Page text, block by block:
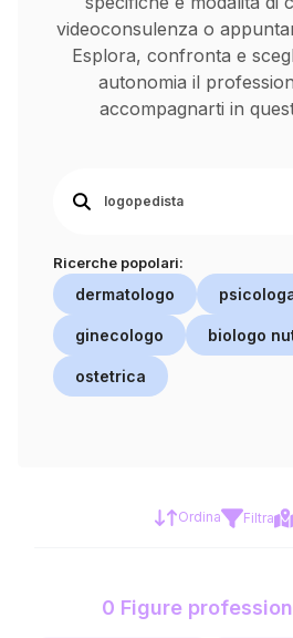
videoconsulenza o
Esplora, confronta e
autonomia il
accompagnarti in
Ricerche popolari:
dermatologo
ginecologo biologo
ostetrica
Ordina Filtra
0 Figure